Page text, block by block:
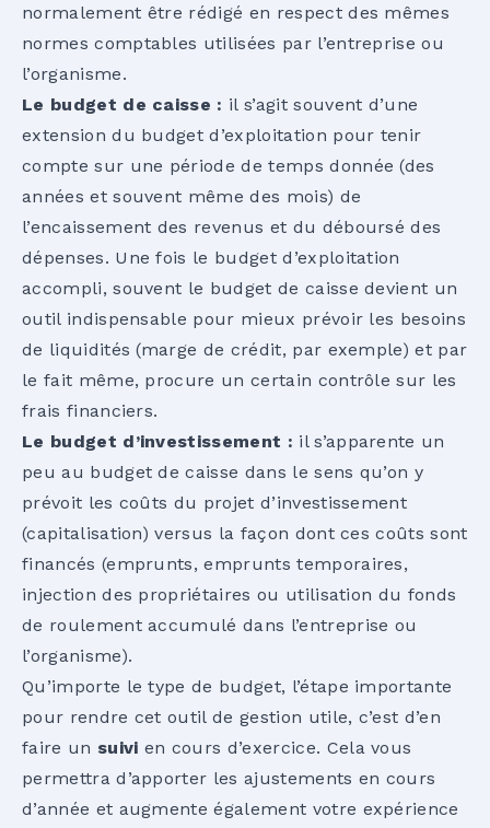
normalement être rédigé en respect des mêmes
normes comptables utilisées par l’entreprise ou
l’organisme.
Le budget de caisse : il s’agit souvent d’une
extension du budget d’exploitation pour tenir
compte sur une période de temps donnée (des
années et souvent même des mois) de
l’encaissement des revenus et du déboursé des
dépenses. Une fois le budget d’exploitation
accompli, souvent le budget de caisse devient un
outil indispensable pour mieux prévoir les besoins
de liquidités (marge de crédit, par exemple) et par
le fait même, procure un certain contrôle sur les
frais financiers.
Le budget d’investissement : il s’apparente un
peu au budget de caisse dans le sens qu’on y
prévoit les coûts du projet d’investissement
(capitalisation) versus la façon dont ces coûts sont
financés (emprunts, emprunts temporaires,
injection des propriétaires ou utilisation du fonds
de roulement accumulé dans l’entreprise ou
l’organisme).
Qu’importe le type de budget, l’étape importante
pour rendre cet outil de gestion utile, c’est d’en
faire un suivi en cours d’exercice. Cela vous
permettra d’apporter les ajustements en cours
d’année et augmente également votre expérience